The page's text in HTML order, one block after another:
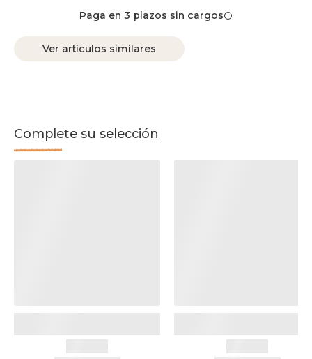
Paga en 3 plazos sin cargos
Ver artículos similares
Complete su selección